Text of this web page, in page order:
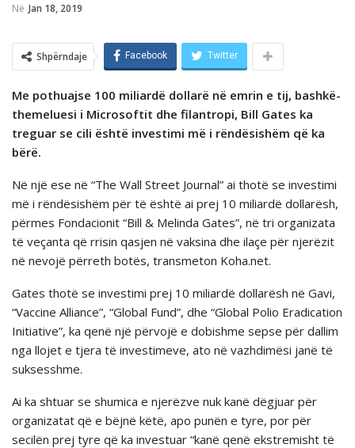
Në Jan 18, 2019
Shpërndaje Facebook Twitter
Me pothuajse 100 miliardë dollarë në emrin e tij, bashkë-
themeluesi i Microsoftit dhe filantropi, Bill Gates ka
treguar se cili është investimi më i rëndësishëm që ka
bërë.
Në një ese në “The Wall Street Journal” ai thotë se investimi
më i rëndësishëm për të është ai prej 10 miliardë dollarësh,
përmes Fondacionit “Bill & Melinda Gates”, në tri organizata
të veçanta që rrisin qasjen në vaksina dhe ilaçe për njerëzit
në nevojë përreth botës, transmeton Koha.net.
Gates thotë se investimi prej 10 miliardë dollarësh në Gavi,
“Vaccine Alliance”, “Global Fund”, dhe “Global Polio Eradication
Initiative”, ka qenë një përvojë e dobishme sepse për dallim
nga llojet e tjera të investimeve, ato në vazhdimësi janë të
suksesshme.
Ai ka shtuar se shumica e njerëzve nuk kanë dëgjuar për
organizatat që e bëjnë këtë, apo punën e tyre, por për
secilën prej tyre që ka investuar “kanë qenë ekstremisht të